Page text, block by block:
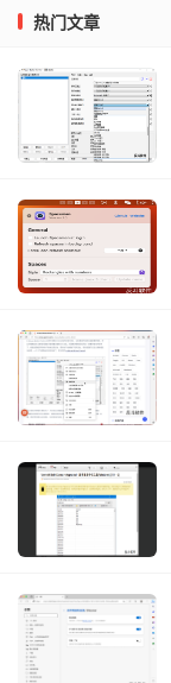
热门文章